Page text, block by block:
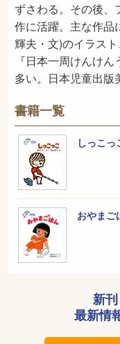
ずさわる。その後、
作に活躍。主な作品
輝夫・文)のイラス
『日本一周けんけ
多い。日本児童出版
書籍一覧
しっこっ
おやまご
新刊
最新情